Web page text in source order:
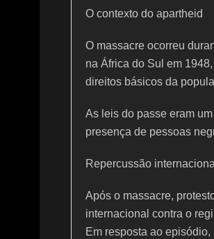
O contexto do apartheid
O massacre ocorreu
na África do Sul em
direitos básicos da
As leis do passe eram
presença de pessoas
Repercussão
Após o massacre,
internacional contra o
Em resposta ao